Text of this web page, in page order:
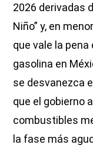
2026 derivadas
Niño” y, en
que vale la
gasolina en
se desvanezca
que el gobierno
combustibles
la fase más